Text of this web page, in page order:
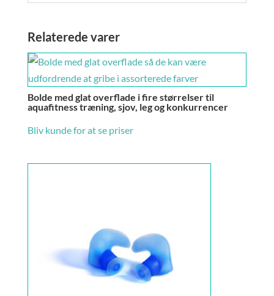
Relaterede varer
Bolde med glat overflade i fire størrelser til
aquafitness træning, sjov, leg og konkurrencer
Bliv kunde for at se priser